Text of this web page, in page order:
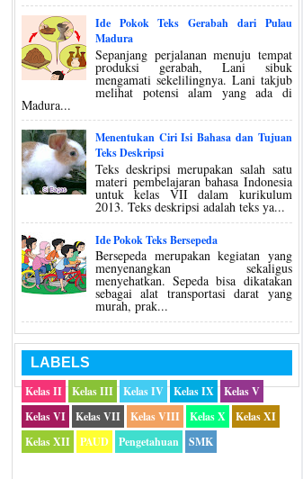
Ide Pokok Teks Gerabah dari Pulau
Madura
Sepanjang perjalanan menuju tempat
produksi gerabah, Lani sibuk
mengamati sekelilingnya. Lani takjub
melihat potensi alam yang ada di
Madura...
Menentukan Ciri Isi Bahasa dan Tujuan
Teks Deskripsi
Teks deskripsi merupakan salah satu
materi pembelajaran bahasa Indonesia
untuk kelas VII dalam kurikulum
2013. Teks deskripsi adalah teks ya...
Ide Pokok Teks Bersepeda
Bersepeda merupakan kegiatan yang
menyenangkan sekaligus
menyehatkan. Sepeda bisa dikatakan
sebagai alat transportasi darat yang
murah, prak...
LABELS
Kelas II
Kelas III Kelas IV Kelas IX
Kelas V
Kelas VI
Kelas VII Kelas VIII Kelas X
Kelas XI
Kelas XII
PAUD Pengetahuan SMK